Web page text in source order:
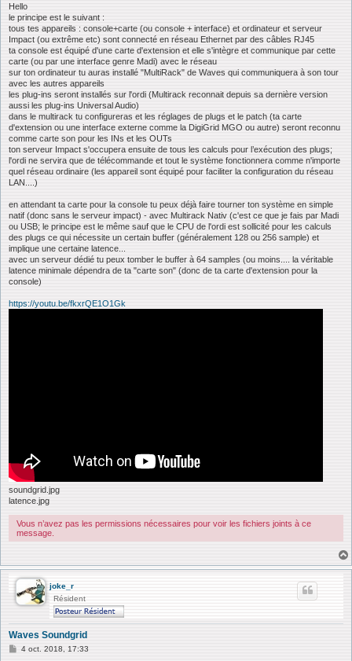
s
s
a
g
e
Hello
le principe est le suivant :
tous tes appareils : console+carte (ou console + interface) et ordinateur et serveur
Impact (ou extrême etc) sont connecté en réseau Ethernet par des câbles RJ45
ta console est équipé d'une carte d'extension et elle s'intègre et communique par cette
carte (ou par une interface genre Madi) avec le réseau
sur ton ordinateur tu auras installé "MultiRack" de Waves qui communiquera à son tour
avec les autres appareils
les plug-ins seront installés sur l'ordi (Multirack reconnait depuis sa dernière version
aussi les plug-ins Universal Audio)
dans le multirack tu configureras et les réglages de plugs et le patch (ta carte
d'extension ou une interface externe comme la DigiGrid MGO ou autre) seront reconnu
comme carte son pour les INs et les OUTs
ton serveur Impact s'occupera ensuite de tous les calculs pour l’exécution des plugs;
l'ordi ne servira que de télécommande et tout le système fonctionnera comme n'importe
quel réseau ordinaire (les appareil sont équipé pour faciliter la configuration du réseau
LAN....)
en attendant ta carte pour la console tu peux déjà faire tourner ton système en simple
natif (donc sans le serveur impact) - avec Multirack Nativ (c'est ce que je fais par Madi
ou USB; le principe est le même sauf que le CPU de l'ordi est sollicité pour les calculs
des plugs ce qui nécessite un certain buffer (généralement 128 ou 256 sample) et
implique une certaine latence...
avec un serveur dédié tu peux tomber le buffer à 64 samples (ou moins.... la véritable
latence minimale dépendra de ta "carte son" (donc de ta carte d'extension pour la
console)
https://youtu.be/fkxrQE1O1Gk
soundgrid.jpg
latence.jpg
Vous n’avez pas les permissions nécessaires pour voir les fichiers joints à ce
message.
joke_r
Résident
Waves Soundgrid
M4 oct. 2018, 17:33